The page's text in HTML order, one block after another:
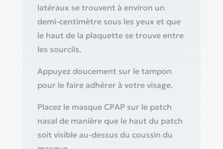
latéraux se trouvent à environ un
demi-centimètre sous les yeux et que
le haut de la plaquette se trouve entre
les sourcils.
Appuyez doucement sur le tampon
pour le faire adhérer à votre visage.
Placez le masque CPAP sur le patch
nasal de manière que le haut du patch
soit visible au-dessus du coussin du